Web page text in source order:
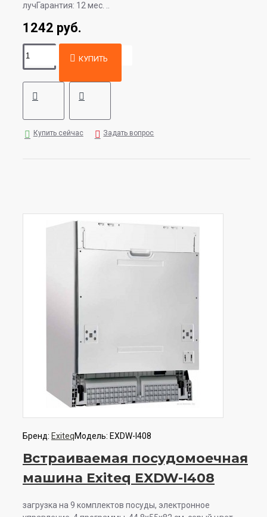
лучГарантия: 12 мес. ..
1242 руб.
КУПИТЬ
Купить сейчас Задать вопрос
Бренд: ExiteqМодель: EXDW-I408
Встраиваемая посудомоечная
машина Exiteq EXDW-I408
загрузка на 9 комплектов посуды, электронное